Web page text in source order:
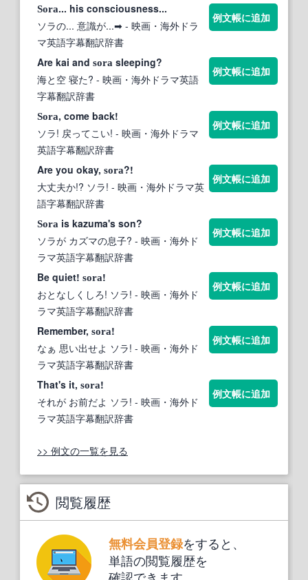
Sora... his consciousness...
ソラの... 意識が...➡ - 映画・海外ドラ
マ英語字幕翻訳辞書
例文帳に追加
Are kai and sora sleeping?
海と空 寝た? - 映画・海外ドラマ英語
字幕翻訳辞書
例文帳に追加
Sora, come back!
ソラ! 戻ってこい! - 映画・海外ドラマ
英語字幕翻訳辞書
例文帳に追加
Are you okay, sora?!
大丈夫か!? ソラ! - 映画・海外ドラマ英
語字幕翻訳辞書
例文帳に追加
Sora is kazuma's son?
ソラが カズマの息子? - 映画・海外ド
ラマ英語字幕翻訳辞書
例文帳に追加
Be quiet! sora!
おとなしくしろ! ソラ! - 映画・海外ド
ラマ英語字幕翻訳辞書
例文帳に追加
Remember, sora!
なぁ 思い出せよ ソラ! - 映画・海外ド
ラマ英語字幕翻訳辞書
例文帳に追加
That's it, sora!
それが お前だよ ソラ! - 映画・海外ド
ラマ英語字幕翻訳辞書
例文帳に追加
>> 例文の一覧を見る
閲覧履歴
無料会員登録をすると、
単語の閲覧履歴を
確認できます。